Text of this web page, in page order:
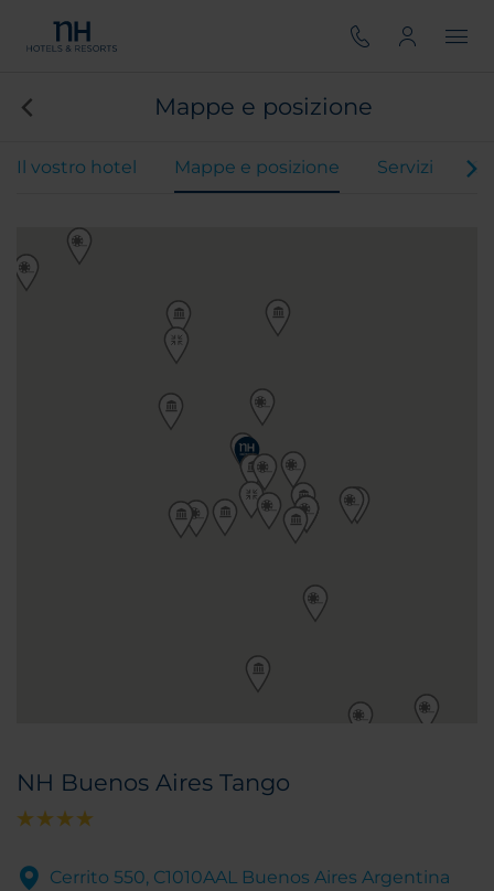
Mappe e posizione
Il vostro hotel Mappe e posizione Servizi
NH Buenos Aires Tango
Cerrito 550, C1010AAL Buenos Aires Argentina